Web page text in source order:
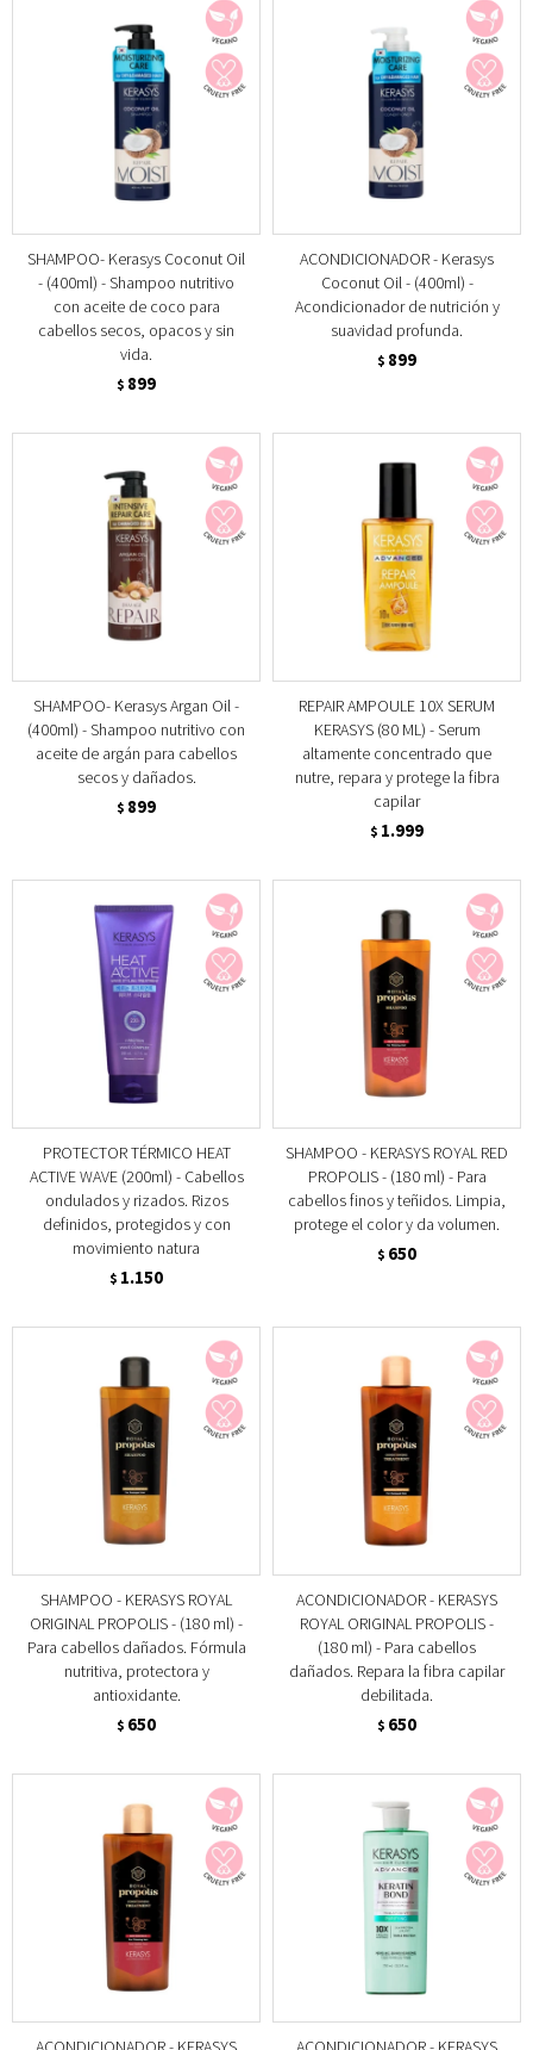
SHAMPOO- Kerasys Coconut Oil
- (400ml) - Shampoo nutritivo
con aceite de coco para
cabellos secos, opacos y sin
vida.
$ 899
ACONDICIONADOR - Kerasys
Coconut Oil - (400ml) -
Acondicionador de nutrición y
suavidad profunda.
$ 899
SHAMPOO- Kerasys Argan Oil -
(400ml) - Shampoo nutritivo con
aceite de argán para cabellos
secos y dañados.
$ 899
REPAIR AMPOULE 10X SERUM
KERASYS (80 ML) - Serum
altamente concentrado que
nutre, repara y protege la fibra
capilar
$ 1.999
PROTECTOR TÉRMICO HEAT
ACTIVE WAVE (200ml) - Cabellos
ondulados y rizados. Rizos
definidos, protegidos y con
movimiento natura
$ 1.150
SHAMPOO - KERASYS ROYAL RED
PROPOLIS - (180 ml) - Para
cabellos finos y teñidos. Limpia,
protege el color y da volumen.
$ 650
SHAMPOO - KERASYS ROYAL
ORIGINAL PROPOLIS - (180 ml) -
Para cabellos dañados. Fórmula
nutritiva, protectora y
antioxidante.
$ 650
ACONDICIONADOR - KERASYS
ROYAL ORIGINAL PROPOLIS -
(180 ml) - Para cabellos
dañados. Repara la fibra capilar
debilitada.
$ 650